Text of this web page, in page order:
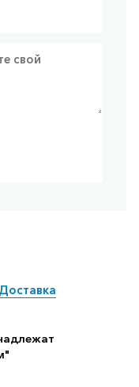
Доставка